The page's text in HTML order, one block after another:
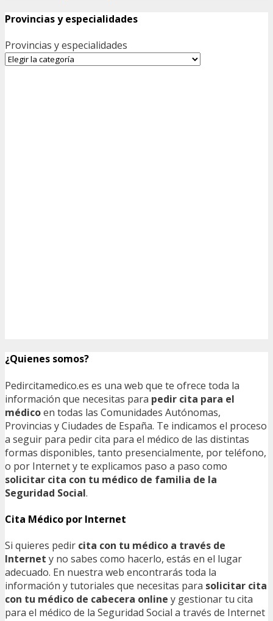
Provincias y especialidades
Provincias y especialidades
¿Quienes somos?
Pedircitamedico.es es una web que te ofrece toda la
información que necesitas para pedir cita para el
médicoen todas las Comunidades Autónomas,
Provincias y Ciudades de España. Te indicamos el proceso
a seguir para pedir cita para el médico de las distintas
formas disponibles, tanto presencialmente, por teléfono,
o por Internet y te explicamos paso a paso como
solicitar cita con tu médico de familia de la
Seguridad Social.
Cita Médico por Internet
Si quieres pedir cita con tu médico a través de
Internet y no sabes como hacerlo, estás en el lugar
adecuado. En nuestra web encontrarás toda la
información y tutoriales que necesitas para solicitar cita
con tu médico de cabecera online y gestionar tu cita
para el médico de la Seguridad Social a través de Internet